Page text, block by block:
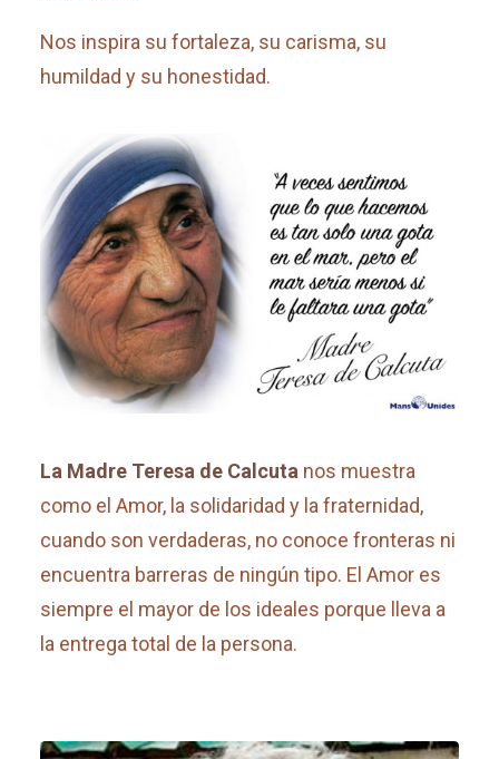
Nos inspira su fortaleza, su carisma, su
humildad y su honestidad.
La Madre Teresa de Calcuta nos muestra
como el Amor, la solidaridad y la fraternidad,
cuando son verdaderas, no conoce fronteras ni
encuentra barreras de ningún tipo. El Amor es
siempre el mayor de los ideales porque lleva a
la entrega total de la persona.